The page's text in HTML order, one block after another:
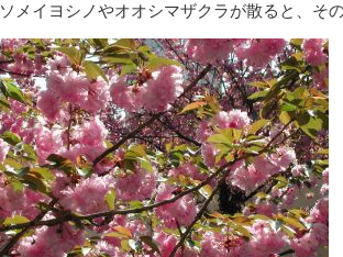
ソメイヨシノやオオシマザクラが散ると、そ